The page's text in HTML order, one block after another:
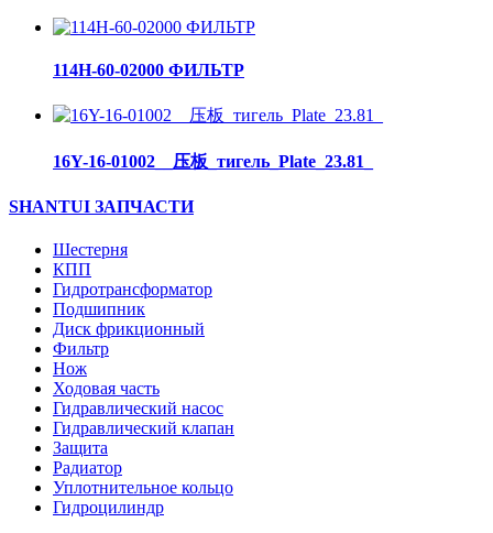
114H-60-02000 ФИЛЬТР
16Y-16-01002__压板_тигель_Plate_23.81_
SHANTUI ЗАПЧАСТИ
Шестерня
КПП
Гидротрансформатор
Подшипник
Диск фрикционный
Фильтр
Нож
Ходовая часть
Гидравлический насос
Гидравлический клапан
Защита
Радиатор
Уплотнительное кольцо
Гидроцилиндр